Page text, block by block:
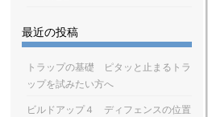
最近の投稿
トラップの基礎 ピタッと止まるトラ
ップを試みたい方へ
ビルドアップ４ ディフェンスの位置